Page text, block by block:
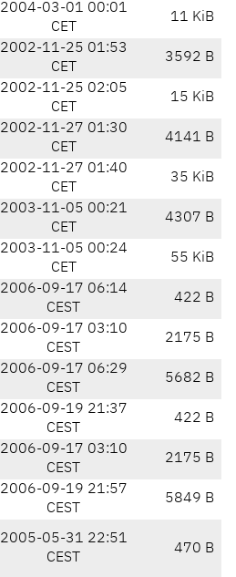
2004-03-01 00:01
CET
11 KiB
2002-11-25 01:53
CET
3592 B
2002-11-25 02:05
CET
15 KiB
2002-11-27 01:30
CET
4141 B
2002-11-27 01:40
CET
35 KiB
2003-11-05 00:21
CET
4307 B
2003-11-05 00:24
CET
55 KiB
2006-09-17 06:14
CEST
422 B
2006-09-17 03:10
CEST
2175 B
2006-09-17 06:29
CEST
5682 B
2006-09-19 21:37
CEST
422 B
2006-09-17 03:10
CEST
2175 B
2006-09-19 21:57
CEST
5849 B
2005-05-31 22:51
CEST
470 B